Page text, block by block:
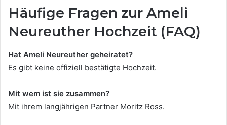
Häufige Fragen zur Ameli
Neureuther Hochzeit (FAQ)
Hat Ameli Neureuther geheiratet?
Es gibt keine offiziell bestätigte Hochzeit.
Mit wem ist sie zusammen?
Mit ihrem langjährigen Partner Moritz Ross.